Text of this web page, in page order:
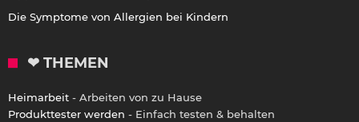
Die Symptome von Allergien bei Kindern
❤ THEMEN
Heimarbeit - Arbeiten von zu Hause
Produkttester werden - Einfach testen & behalten